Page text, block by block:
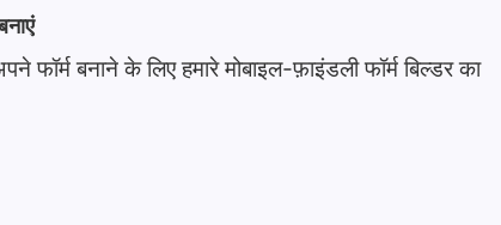
फॉर्म बनाने के लिए हमारे मोबाइल-फ़ाइंडली फॉर्म बिल्डर का